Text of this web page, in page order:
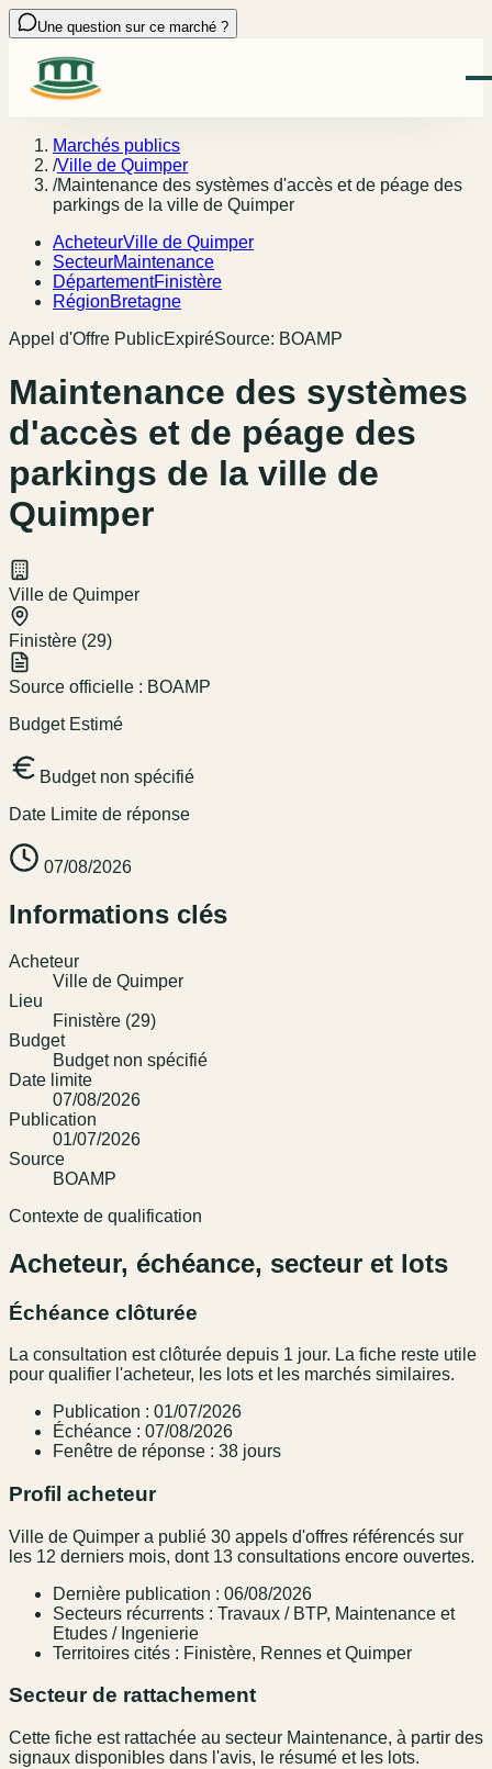
Une question sur ce marché ?
Marchés publics
/Ville de Quimper
/Maintenance des systèmes d'accès et de péage des
parkings de la ville de Quimper
AcheteurVille de Quimper
SecteurMaintenance
DépartementFinistère
RégionBretagne
Appel d'Offre PublicExpiréSource: BOAMP
Maintenance des systèmes
d'accès et de péage des
parkings de la ville de
Quimper
Ville de Quimper
Finistère (29)
Source officielle : BOAMP
Budget Estimé
Budget non spécifié
Date Limite de réponse
07/08/2026
Informations clés
Acheteur
Ville de Quimper
Lieu
Finistère (29)
Budget
Budget non spécifié
Date limite
07/08/2026
Publication
01/07/2026
Source
BOAMP
Contexte de qualification
Acheteur, échéance, secteur et lots
Échéance clôturée
La consultation est clôturée depuis 1 jour. La fiche reste utile
pour qualifier l'acheteur, les lots et les marchés similaires.
Publication : 01/07/2026
Échéance : 07/08/2026
Fenêtre de réponse : 38 jours
Profil acheteur
Ville de Quimper a publié 30 appels d'offres référencés sur
les 12 derniers mois, dont 13 consultations encore ouvertes.
Dernière publication : 06/08/2026
Secteurs récurrents : Travaux / BTP, Maintenance et
Etudes / Ingenierie
Territoires cités : Finistère, Rennes et Quimper
Secteur de rattachement
Cette fiche est rattachée au secteur Maintenance, à partir des
signaux disponibles dans l'avis, le résumé et les lots.